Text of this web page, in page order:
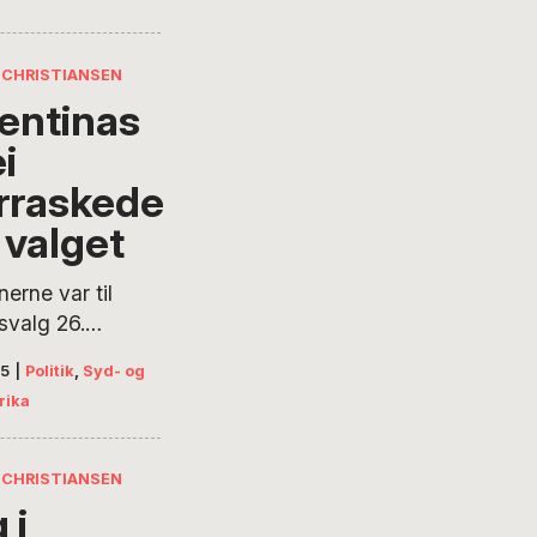
muligheder
peger på, at
var til
26.
fik et
godt valg.
støtte
med at til at
Politik Syd- og
i